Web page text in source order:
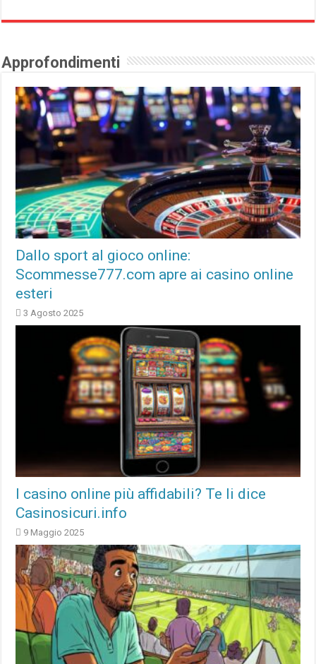
Approfondimenti
Dallo sport al gioco online:
Scommesse777.com apre ai casino online
esteri
3 Agosto 2025
I casino online più affidabili? Te li dice
Casinosicuri.info
9 Maggio 2025